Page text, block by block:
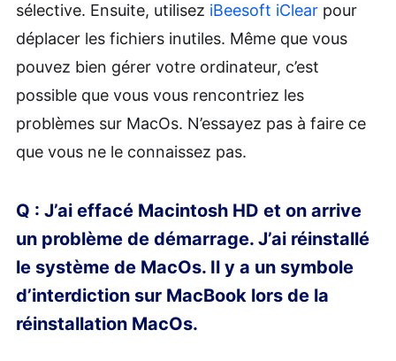
sélective. Ensuite, utilisez iBeesoft iClearpour
déplacer les fichiers inutiles. Même que vous
pouvez bien gérer votre ordinateur, c’est
possible que vous vous rencontriez les
problèmes sur MacOs. N’essayez pas à faire ce
que vous ne le connaissez pas.
Q : J’ai effacé Macintosh HD et on arrive
un problème de démarrage. J’ai réinstallé
le système de MacOs. Il y a un symbole
d’interdiction sur MacBook lors de la
réinstallation MacOs.